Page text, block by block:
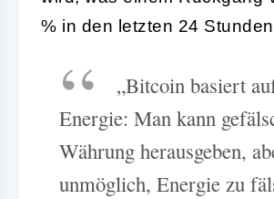
% in den letzten 24
„Bitcoin basiert
Energie: Man kann
Währung herausgeben,
unmöglich, Energie zu